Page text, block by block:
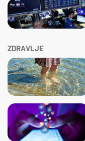
ZDRAVLJE